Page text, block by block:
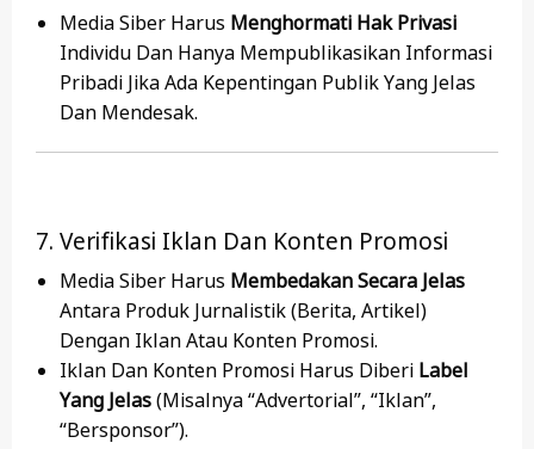
Media Siber Harus Menghormati Hak Privasi
Individu Dan Hanya Mempublikasikan Informasi
Pribadi Jika Ada Kepentingan Publik Yang Jelas
Dan Mendesak.
7. Verifikasi Iklan Dan Konten Promosi
Media Siber Harus Membedakan Secara Jelas
Antara Produk Jurnalistik (berita, Artikel)
Dengan Iklan Atau Konten Promosi.
Iklan Dan Konten Promosi Harus Diberi Label
Yang Jelas(misalnya “Advertorial”, “Iklan”,
“Bersponsor”).